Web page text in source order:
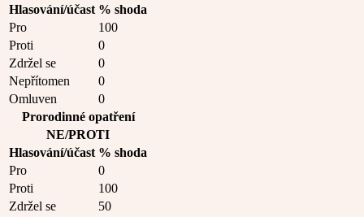
Hlasování/účast % shoda
Pro
100
Proti
0
Zdržel se
0
Nepřítomen
0
Omluven
0
Prorodinné opatření
NE/PROTI
Hlasování/účast % shoda
Pro
0
Proti
100
Zdržel se
50